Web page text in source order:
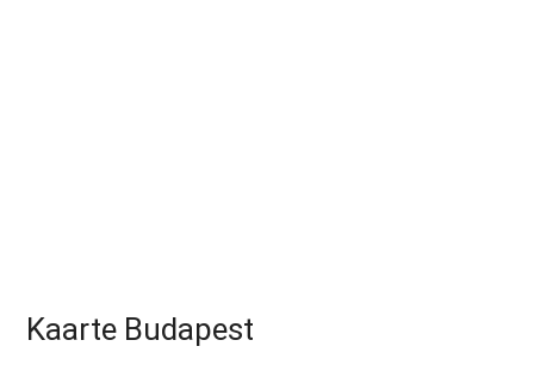
Kaarte Budapest